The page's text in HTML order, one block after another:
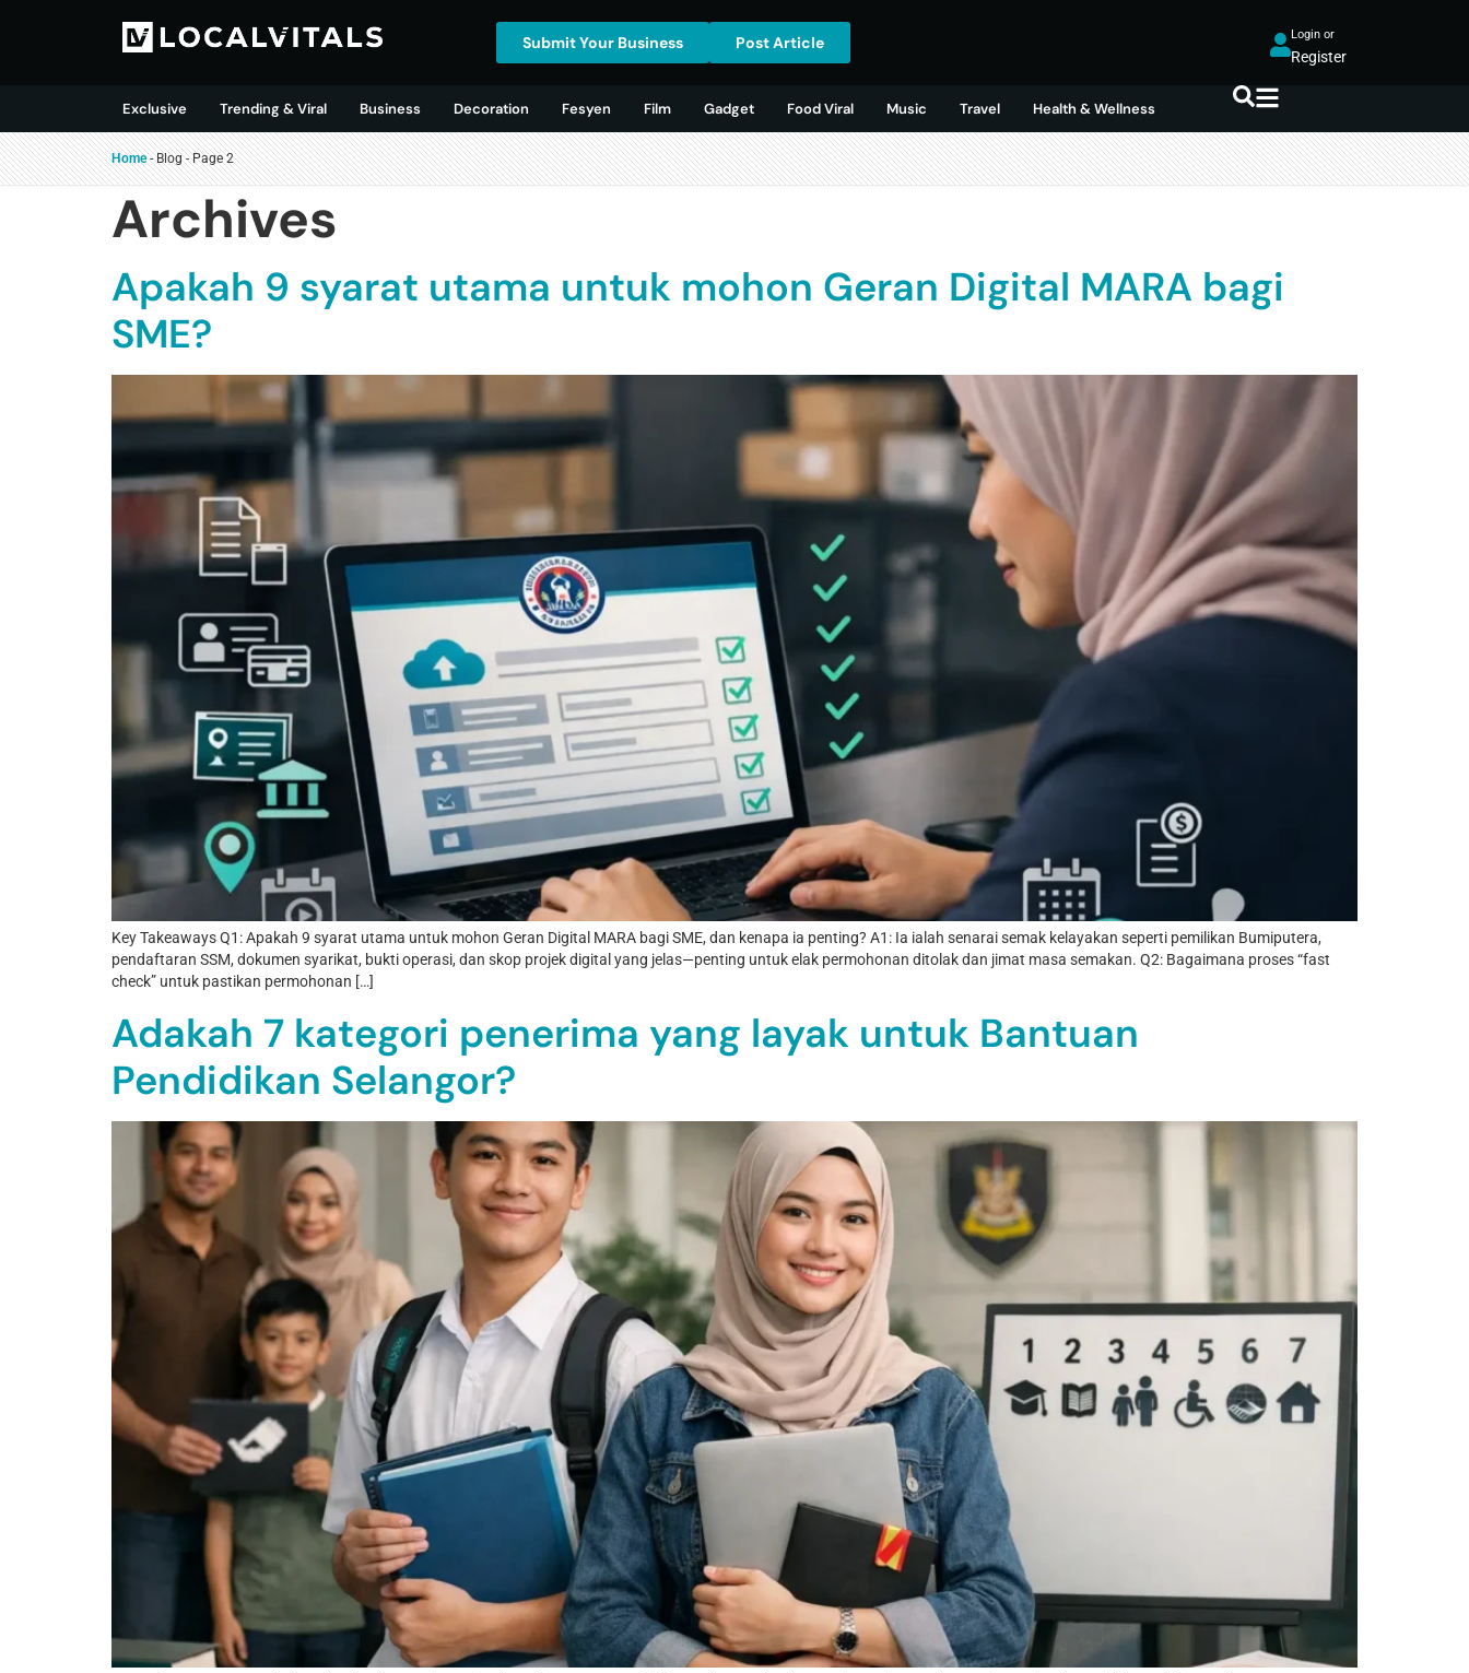
Submit Your Business Post Article Login or
Register
Exclusive Trending & Viral Business Decoration Fesyen Film Gadget Food Viral Music Travel Health & Wellness
Home-Blog-Page 2
Archives
Apakah 9 syarat utama untuk mohon Geran Digital MARA bagi
SME?
Key Takeaways Q1: Apakah 9 syarat utama untuk mohon Geran Digital MARA bagi SME, dan kenapa ia penting? A1: Ia ialah senarai semak kelayakan seperti pemilikan Bumiputera,
pendaftaran SSM, dokumen syarikat, bukti operasi, dan skop projek digital yang jelas—penting untuk elak permohonan ditolak dan jimat masa semakan. Q2: Bagaimana proses “fast
check” untuk pastikan permohonan […]
Adakah 7 kategori penerima yang layak untuk Bantuan
Pendidikan Selangor?